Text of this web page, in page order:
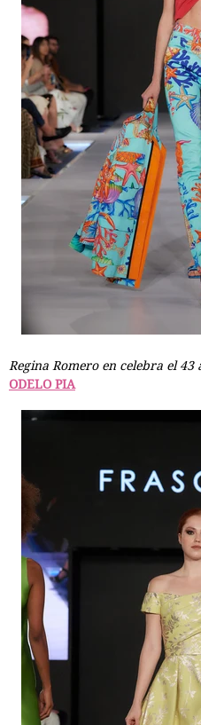
Regina Romero en celebra el
ODELO PIA